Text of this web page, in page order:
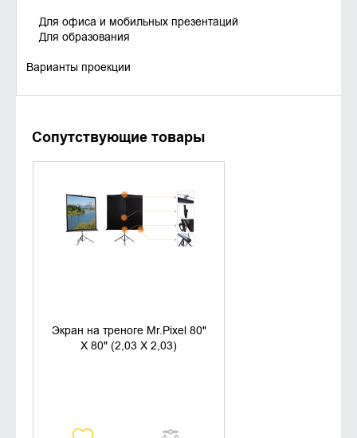
Для офиса и мобильных презентаций
Для образования
Варианты проекции
Сопутствующие товары
Экран на треноге Mr.Pixel 80"
X 80" (2,03 X 2,03)
УТОЧНИТЬ НАЛИЧИЕ